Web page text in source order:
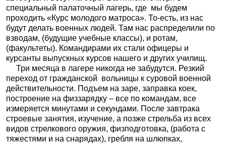
специальный палаточный лагерь, где мы будем
проходить «Курс молодого матроса». То-есть, из нас
будут делать военных людей. Там нас распределили по
взводам, (будущие учебные классы), и ротам,
(факультеты). Командирами их стали офицеры и
курсанты выпускных курсов нашего и других училищ.
Три месяца в лагере никогда не забудутся. Резкий
переход от гражданской вольницы к суровой военной
действительности. Подъем на заре, заправка коек,
построение на физзарядку – все по командам, все
измеряется минутами и секундами. После завтрака
строевые занятия, изучение, а позже стрельба из всех
видов стрелкового оружия, физподготовка, (работа с
тяжестями и на снарядах), гребля на шлюпках,